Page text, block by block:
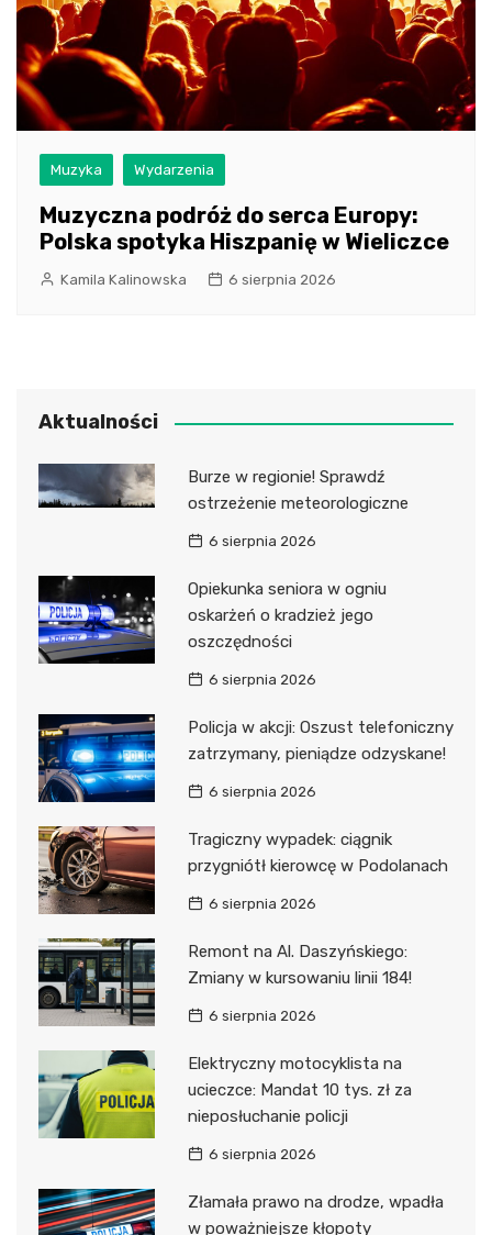
Muzyka Wydarzenia
Muzyczna podróż do serca Europy:
Polska spotyka Hiszpanię w Wieliczce
Kamila Kalinowska 6 sierpnia 2026
Aktualności
Burze w regionie! Sprawdź
ostrzeżenie meteorologiczne
6 sierpnia 2026
Opiekunka seniora w ogniu
oskarżeń o kradzież jego
oszczędności
6 sierpnia 2026
Policja w akcji: Oszust telefoniczny
zatrzymany, pieniądze odzyskane!
6 sierpnia 2026
Tragiczny wypadek: ciągnik
przygniótł kierowcę w Podolanach
6 sierpnia 2026
Remont na Al. Daszyńskiego:
Zmiany w kursowaniu linii 184!
6 sierpnia 2026
Elektryczny motocyklista na
ucieczce: Mandat 10 tys. zł za
nieposłuchanie policji
6 sierpnia 2026
Złamała prawo na drodze, wpadła
w poważniejsze kłopoty